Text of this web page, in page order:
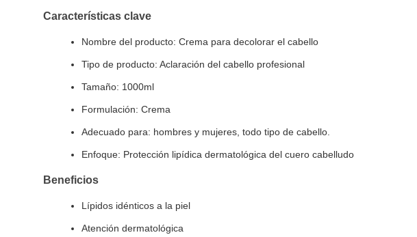
Características clave
Nombre del producto: Crema para decolorar el cabello
Tipo de producto: Aclaración del cabello profesional
Tamaño: 1000ml
Formulación: Crema
Adecuado para: hombres y mujeres, todo tipo de cabello.
Enfoque: Protección lipídica dermatológica del cuero cabelludo
Beneficios
Lípidos idénticos a la piel
Atención dermatológica